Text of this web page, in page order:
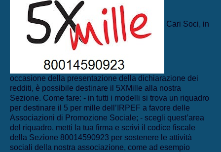
Cari Soci, in
occasione della presentazione della dichiarazione dei
redditi, è possibile destinare il 5XMille alla nostra
Sezione. Come fare: - in tutti i modelli si trova un riquadro
per destinare il 5 per mille dell’IRPEF a favore delle
Associazioni di Promozione Sociale; - scegli quest’area
del riquadro, metti la tua firma e scrivi il codice fiscale
della Sezione 80014590923 per sostenere le attività
sociali della nostra associazione, come ad esempio